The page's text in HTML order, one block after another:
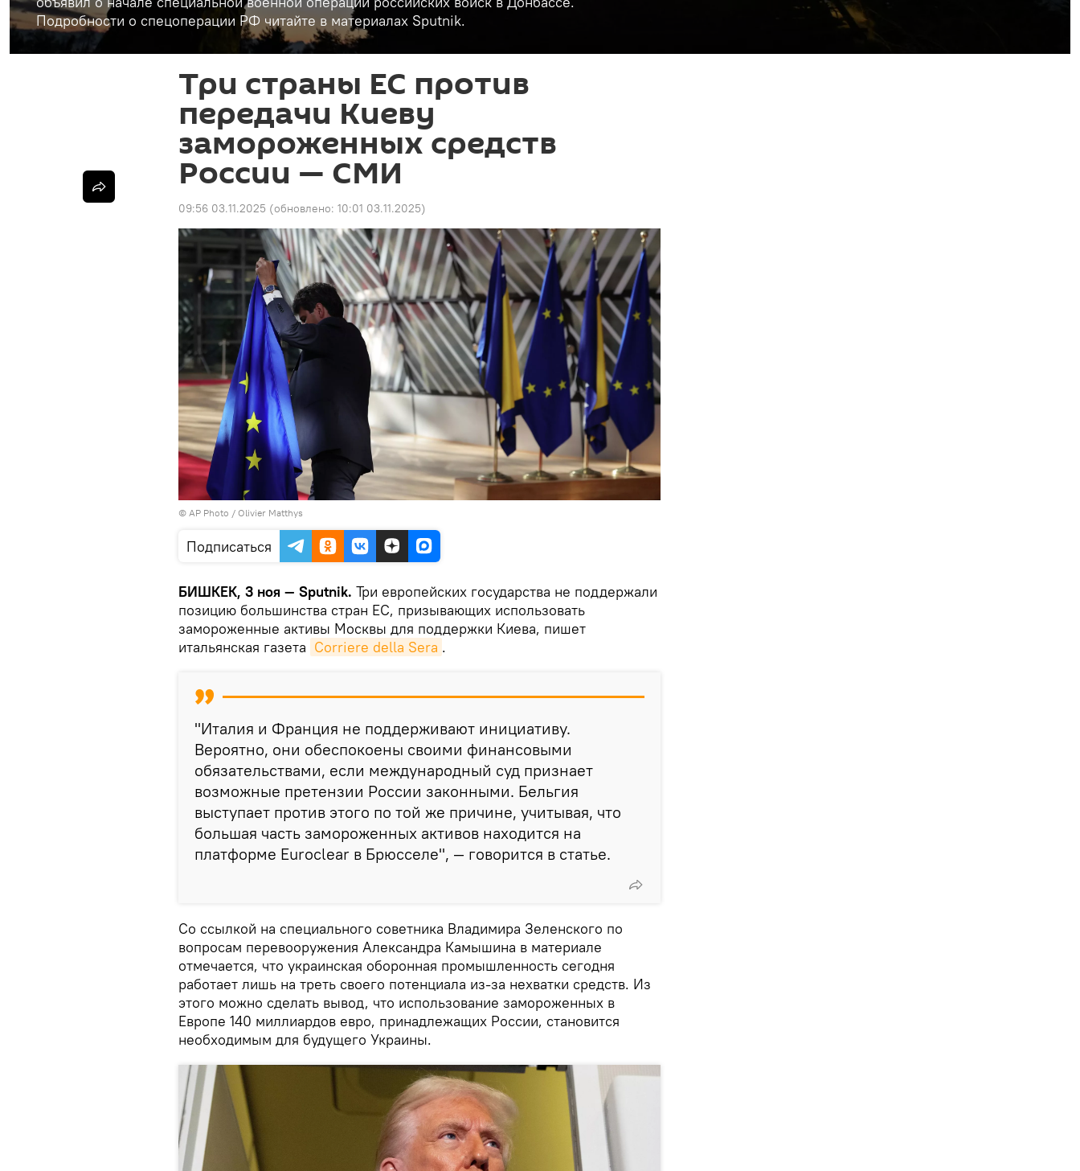
Подробности о спецоперации РФ читайте в материалах Sputnik.
Три страны ЕС против
передачи Киеву
замороженных средств
России — СМИ
09:56 03.11.2025 (обновлено: 10:01 03.11.2025)
© AP Photo / Olivier Matthys
Подписаться
БИШКЕК, 3 ноя — Sputnik. Три европейских государства не поддержали
позицию большинства стран ЕС, призывающих использовать
замороженные активы Москвы для поддержки Киева, пишет
итальянская газета Corriere della Sera .
"Италия и Франция не поддерживают инициативу.
Вероятно, они обеспокоены своими финансовыми
обязательствами, если международный суд признает
возможные претензии России законными. Бельгия
выступает против этого по той же причине, учитывая, что
большая часть замороженных активов находится на
платформе Euroclear в Брюсселе", — говорится в статье.
Со ссылкой на специального советника Владимира Зеленского по
вопросам перевооружения Александра Камышина в материале
отмечается, что украинская оборонная промышленность сегодня
работает лишь на треть своего потенциала из-за нехватки средств. Из
этого можно сделать вывод, что использование замороженных в
Европе 140 миллиардов евро, принадлежащих России, становится
необходимым для будущего Украины.